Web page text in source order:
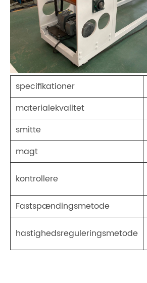
specifikationer
materialekvalitet
smitte
magt
kontrollere
Fastspændingsmetode
hastighedsreguleringsmetode